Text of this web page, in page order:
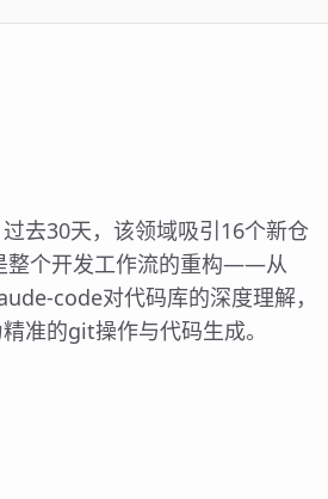
去30天，该领域吸引16个新仓
整个开发工作流的重构——从
code对代码库的深度理解，
准的git操作与代码生成。